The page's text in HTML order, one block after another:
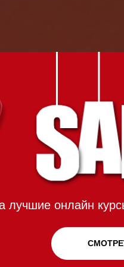
лучшие онлайн